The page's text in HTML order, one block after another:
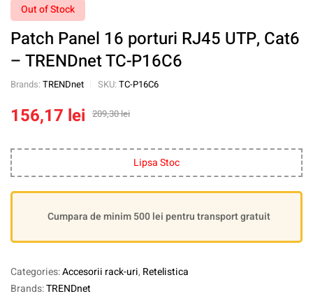
Out of Stock
Patch Panel 16 porturi RJ45 UTP, Cat6
– TRENDnet TC-P16C6
Brands: TRENDnet SKU: TC-P16C6
209,30lei
156,17 lei
Lipsa Stoc
Cumpara de minim 500 lei pentru transport gratuit
Categories:Accesorii rack-uri, Retelistica
Brands:TRENDnet